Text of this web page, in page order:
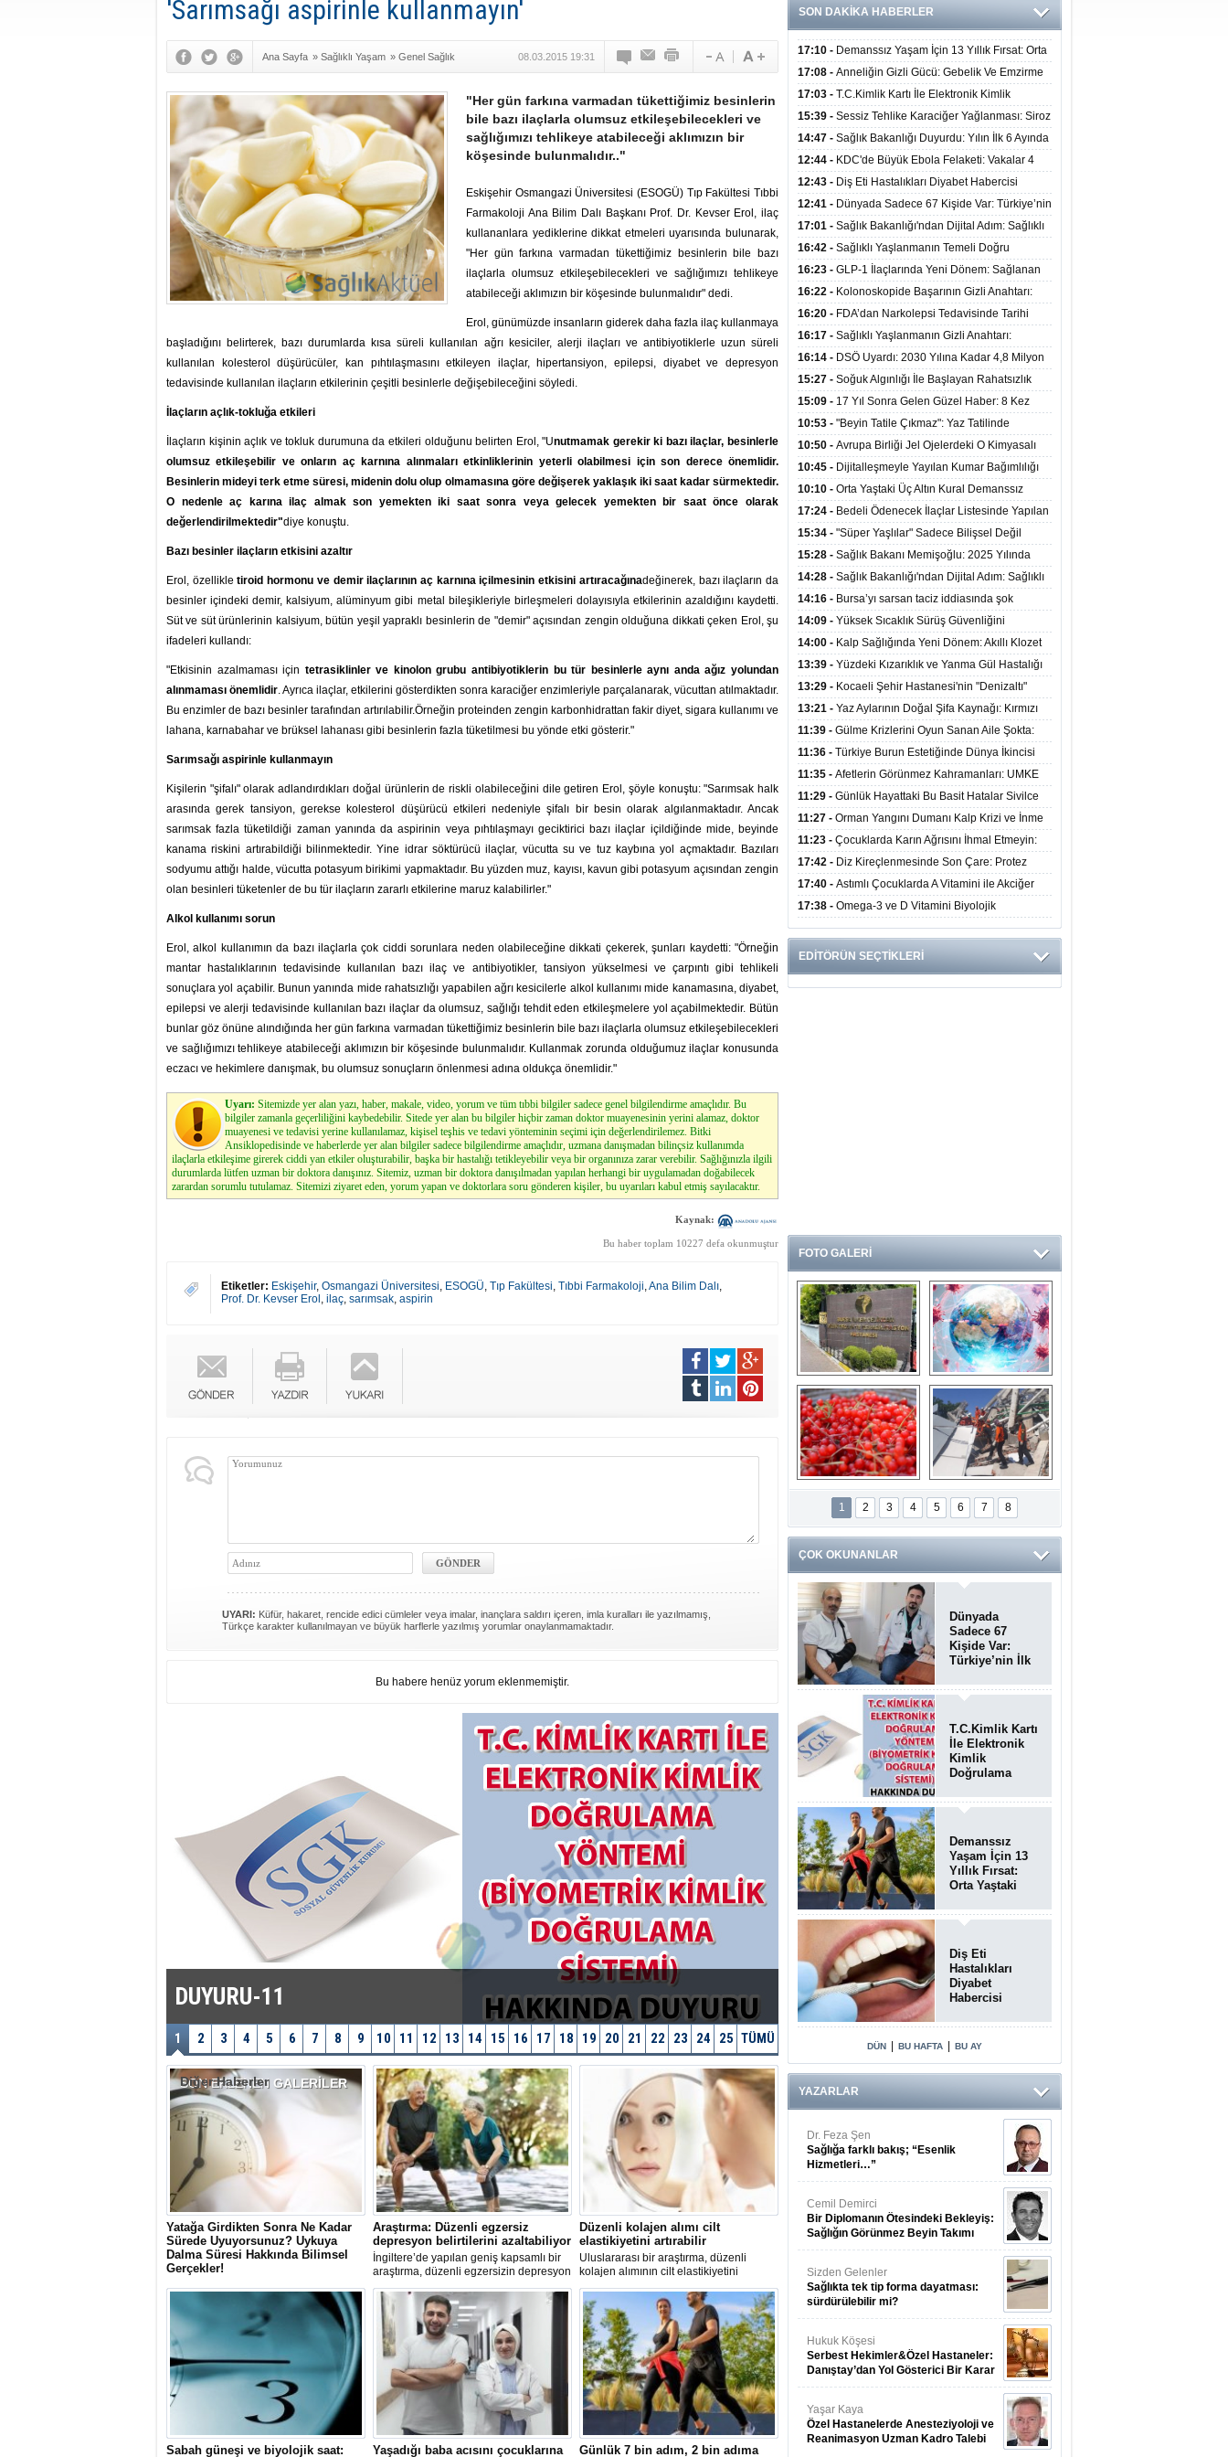
'Sarımsağı aspirinle kullanmayın'
Ana Sayfa » Sağlıklı Yaşam » Genel Sağlık 08.03.2015 19:31
"Her gün farkına varmadan tükettiğimiz besinlerin
bile bazı ilaçlarla olumsuz etkileşebilecekleri ve
sağlığımızı tehlikeye atabileceği aklımızın bir
köşesinde bulunmalıdır.."
Eskişehir Osmangazi Üniversitesi (ESOGÜ) Tıp Fakültesi Tıbbi
Farmakoloji Ana Bilim Dalı Başkanı Prof. Dr. Kevser Erol, ilaç
kullananlara yediklerine dikkat etmeleri uyarısında bulunarak,
"Her gün farkına varmadan tükettiğimiz besinlerin bile bazı
ilaçlarla olumsuz etkileşebilecekleri ve sağlığımızı tehlikeye
atabileceği aklımızın bir köşesinde bulunmalıdır" dedi.
Erol, günümüzde insanların giderek daha fazla ilaç kullanmaya
başladığını belirterek, bazı durumlarda kısa süreli kullanılan ağrı kesiciler, alerji ilaçları ve antibiyotiklerle uzun süreli
kullanılan kolesterol düşürücüler, kan pıhtılaşmasını etkileyen ilaçlar, hipertansiyon, epilepsi, diyabet ve depresyon
tedavisinde kullanılan ilaçların etkilerinin çeşitli besinlerle değişebileceğini söyledi.
İlaçların açlık-tokluğa etkileri
İlaçların kişinin açlık ve tokluk durumuna da etkileri olduğunu belirten Erol, "Unutmamak gerekir ki bazı ilaçlar, besinlerle
olumsuz etkileşebilir ve onların aç karnına alınmaları etkinliklerinin yeterli olabilmesi için son derece önemlidir.
Besinlerin mideyi terk etme süresi, midenin dolu olup olmamasına göre değişerek yaklaşık iki saat kadar sürmektedir.
O nedenle aç karına ilaç almak son yemekten iki saat sonra veya gelecek yemekten bir saat önce olarak
değerlendirilmektedir"diye konuştu.
Bazı besinler ilaçların etkisini azaltır
Erol, özellikle tiroid hormonu ve demir ilaçlarının aç karnına içilmesinin etkisini artıracağınadeğinerek, bazı ilaçların da
besinler içindeki demir, kalsiyum, alüminyum gibi metal bileşikleriyle birleşmeleri dolayısıyla etkilerinin azaldığını kaydetti.
Süt ve süt ürünlerinin kalsiyum, bütün yeşil yapraklı besinlerin de "demir" açısından zengin olduğuna dikkati çeken Erol, şu
ifadeleri kullandı:
"Etkisinin azalmaması için tetrasiklinler ve kinolon grubu antibiyotiklerin bu tür besinlerle aynı anda ağız yolundan
alınmaması önemlidir. Ayrıca ilaçlar, etkilerini gösterdikten sonra karaciğer enzimleriyle parçalanarak, vücuttan atılmaktadır.
Bu enzimler de bazı besinler tarafından artırılabilir.Örneğin proteinden zengin karbonhidrattan fakir diyet, sigara kullanımı ve
lahana, karnabahar ve brüksel lahanası gibi besinlerin fazla tüketilmesi bu yönde etki gösterir."
Sarımsağı aspirinle kullanmayın
Kişilerin "şifalı" olarak adlandırdıkları doğal ürünlerin de riskli olabileceğini dile getiren Erol, şöyle konuştu: "Sarımsak halk
arasında gerek tansiyon, gerekse kolesterol düşürücü etkileri nedeniyle şifalı bir besin olarak algılanmaktadır. Ancak
sarımsak fazla tüketildiği zaman yanında da aspirinin veya pıhtılaşmayı geciktirici bazı ilaçlar içildiğinde mide, beyinde
kanama riskini artırabildiği bilinmektedir. Yine idrar söktürücü ilaçlar, vücutta su ve tuz kaybına yol açmaktadır. Bazıları
sodyumu attığı halde, vücutta potasyum birikimi yapmaktadır. Bu yüzden muz, kayısı, kavun gibi potasyum açısından zengin
olan besinleri tüketenler de bu tür ilaçların zararlı etkilerine maruz kalabilirler."
Alkol kullanımı sorun
Erol, alkol kullanımın da bazı ilaçlarla çok ciddi sorunlara neden olabileceğine dikkati çekerek, şunları kaydetti: "Örneğin
mantar hastalıklarının tedavisinde kullanılan bazı ilaç ve antibiyotikler, tansiyon yükselmesi ve çarpıntı gibi tehlikeli
sonuçlara yol açabilir. Bunun yanında mide rahatsızlığı yapabilen ağrı kesicilerle alkol kullanımı mide kanamasına, diyabet,
epilepsi ve alerji tedavisinde kullanılan bazı ilaçlar da olumsuz, sağlığı tehdit eden etkileşmelere yol açabilmektedir. Bütün
bunlar göz önüne alındığında her gün farkına varmadan tükettiğimiz besinlerin bile bazı ilaçlarla olumsuz etkileşebilecekleri
ve sağlığımızı tehlikeye atabileceği aklımızın bir köşesinde bulunmalıdır. Kullanmak zorunda olduğumuz ilaçlar konusunda
eczacı ve hekimlere danışmak, bu olumsuz sonuçların önlenmesi adına oldukça önemlidir."
Uyarı: Sitemizde yer alan yazı, haber, makale, video, yorum ve tüm tıbbi bilgiler sadece genel bilgilendirme amaçlıdır. Bu
bilgiler zamanla geçerliliğini kaybedebilir. Sitede yer alan bu bilgiler hiçbir zaman doktor muayenesinin yerini alamaz, doktor
muayenesi ve tedavisi yerine kullanılamaz, kişisel teşhis ve tedavi yönteminin seçimi için değerlendirilemez. Bitki
Ansiklopedisinde ve haberlerde yer alan bilgiler sadece bilgilendirme amaçlıdır, uzmana danışmadan bilinçsiz kullanımda
ilaçlarla etkileşime girerek ciddi yan etkiler oluşturabilir, başka bir hastalığı tetikleyebilir veya bir organınıza zarar verebilir. Sağlığınızla ilgili
durumlarda lütfen uzman bir doktora danışınız. Sitemiz, uzman bir doktora danışılmadan yapılan herhangi bir uygulamadan doğabilecek
zarardan sorumlu tutulamaz. Sitemizi ziyaret eden, yorum yapan ve doktorlara soru gönderen kişiler, bu uyarıları kabul etmiş sayılacaktır.
Kaynak:
Bu haber toplam 10227 defa okunmuştur
Etiketler: Eskişehir, Osmangazi Üniversitesi, ESOGÜ, Tıp Fakültesi, Tıbbi Farmakoloji,Ana Bilim Dalı,
Prof. Dr. Kevser Erol , ilaç, sarımsak, aspirin
UYARI: Küfür, hakaret, rencide edici cümleler veya imalar, inançlara saldırı içeren, imla kuralları ile yazılmamış,
Türkçe karakter kullanılmayan ve büyük harflerle yazılmış yorumlar onaylanmamaktadır.
Bu habere henüz yorum eklenmemiştir.
DUYURU-11
1 2 3 4 5 6 7 8 9 10 11 12 13 14 15 16 17 18 19 20 21 22 23 24 25 TÜMÜ
SON EKLENEN GALERİLER
Diğer Haberler
Yatağa Girdikten Sonra Ne Kadar
Sürede Uyuyorsunuz? Uykuya
Dalma Süresi Hakkında Bilimsel
Gerçekler!
Yatağa girdikten sonra uykuya geçiş
süresi olarak tanımlanan uykuya dalma
süresi (sleep latency), uyku kalitesinin
en önemli göstergeleri arasında yer
alıyor.
Araştırma: Düzenli egzersiz
depresyon belirtilerini azaltabiliyor
İngiltere’de yapılan geniş kapsamlı bir
araştırma, düzenli egzersizin depresyon
belirtilerini hafifletmede terapiye yakın
etkiler gösterebildiğini ortaya koydu.
Düzenli kolajen alımı cilt
elastikiyetini artırabilir
Uluslararası bir araştırma, düzenli
kolajen alımının cilt elastikiyetini
artırabildiğini ve kas-iskelet sistemi
üzerinde olumlu etkiler gösterebildiğini
ortaya koydu.
Sabah güneşi ve biyolojik saat:
Yaşadığı baba acısını çocuklarına
Günlük 7 bin adım, 2 bin adıma
SON DAKİKA HABERLER
17:10 - Demanssız Yaşam İçin 13 Yıllık Fırsat: Orta
Yaştaki Yaşam Tarzı Beyin Sağlığını Belirliyor
17:08 - Anneliğin Gizli Gücü: Gebelik Ve Emzirme
Biyolojik Dayanıklılığı Artırabilir Mi?
17:03 - T.C.Kimlik Kartı İle Elektronik Kimlik
Doğrulama Yöntemi (Biyometrik Kimlik Doğrulama
Sistemi) 07.08.2026
15:39 - Sessiz Tehlike Karaciğer Yağlanması: Siroz
Ve Kalp Krizine Davetiye Çıkarıyor!
14:47 - Sağlık Bakanlığı Duyurdu: Yılın İlk 6 Ayında
10 Binden Fazla Hasta Hiperbarik Oksijen Tedavisi
Aldı
12:44 - KDC'de Büyük Ebola Felaketi: Vakalar 4
Bini Aştı, Virüste Mutasyon Şüphesi!
12:43 - Diş Eti Hastalıkları Diyabet Habercisi
Olabilir: Ağız Sağlığı Ve Şeker Arasındaki Çift Yönlü
Bağ Kanıtlandı
12:41 - Dünyada Sadece 67 Kişide Var: Türkiye’nin
İlk Bundgaard Sendromu Vakası Diyarbakır’da
Teşhis Edildi
17:01 - Sağlık Bakanlığı'ndan Dijital Adım: Sağlıklı
Hayat Merkezlerinde Uzaktan Danışmanlık Dönemi
Başladı
16:42 - Sağlıklı Yaşlanmanın Temeli Doğru
Beslenmeden Geçiyor: İleri Yaşta Hangi Besin
Öğelerine İhtiyaç Duyuluyor?
16:23 - GLP-1 İlaçlarında Yeni Dönem: Sağlanan
Faydalar Yalnızca Kilo Kaybıyla Sınırlı Değil
16:22 - Kolonoskopide Başarının Gizli Anahtarı:
Yetersiz Bağırsak Temizliği Poliplerin Gözden
Kaçmasına Neden Oluyor
16:20 - FDA’dan Narkolepsi Tedavisinde Tarihi
Onay: Oreksin Sistemini Hedefleyen İlk İlaç
Kullanıma Sunuldu
16:17 - Sağlıklı Yaşlanmanın Gizli Anahtarı:
Düzenli Kuvvet Antrenmanı Kas Ve Kemik Sağlığını
Koruyor
16:14 - DSÖ Uyardı: 2030 Yılına Kadar 4,8 Milyon
Hemşire ve Ebe Açığı Oluşabilir
15:27 - Soğuk Algınlığı İle Başlayan Rahatsızlık
Karaciğer Yetmezliği Çıktı: 17 Yıl Sonra Nakille
Hayata Tutundu
15:09 - 17 Yıl Sonra Gelen Güzel Haber: 8 Kez
Reddedilen Hastaya 9'uncu Çağrıda Nakil Yapıldı
10:53 - "Beyin Tatile Çıkmaz": Yaz Tatilinde
Öğrenilenlerin Yüzde 39'u Unutulabiliyor
10:50 - Avrupa Birliği Jel Ojelerdeki O Kimyasalı
Yasakladı: Kısırlık ve Alerji Riski Uyarısı
10:45 - Dijitalleşmeyle Yayılan Kumar Bağımlılığı
Beyni ve Aileyi Yıkıma Uğratıyor
10:10 - Orta Yaştaki Üç Altın Kural Demanssız
Yaşamı 13 Yıl Uzatabiliyor
17:24 - Bedeli Ödenecek İlaçlar Listesinde Yapılan
Düzenlemeler Hakkında Duyuru 2026/30
15:34 - "Süper Yaşlılar" Sadece Bilişsel Değil
Fiziksel Olarak da Daha Sağlıklı Yaşıyor
15:28 - Sağlık Bakanı Memişoğlu: 2025 Yılında
300 Bini Aşkın Kişiye Emzirme Eğitimi Verildi
14:28 - Sağlık Bakanlığı'ndan Dijital Adım: Sağlıklı
Hayat Merkezlerinde Uzaktan Sağlık Hizmeti
Başladı
14:16 - Bursa’yı sarsan taciz iddiasında şok
gelişme!
14:09 - Yüksek Sıcaklık Sürüş Güvenliğini
Düşürüyor: 40 Derecede Güvenli Sürüş Süresi 53
Dakikaya İniyor
14:00 - Kalp Sağlığında Yeni Dönem: Akıllı Klozet
Kapağı 30 Saniyede Ritim Bozukluğunu Tespit
Ediyor
13:39 - Yüzdeki Kızarıklık ve Yanma Gül Hastalığı
(Rozasea) Belirtisi Olabilir
13:29 - Kocaeli Şehir Hastanesi'nin "Denizaltı"
Görünümlü Ünitesi Hastalara Umut Oluyor
13:21 - Yaz Aylarının Doğal Şifa Kaynağı: Kırmızı
Meyveler Bağışıklığı ve Kalbi Koruyor
11:39 - Gülme Krizlerini Oyun Sanan Aile Şokta:
3,5 Yaşındaki Çocuk 8 Kez Felç Geçirdi
11:36 - Türkiye Burun Estetiğinde Dünya İkincisi
Oldu
11:35 - Afetlerin Görünmez Kahramanları: UMKE
Dev Kadrosuyla Görev Başında
11:29 - Günlük Hayattaki Bu Basit Hatalar Sivilce
Oluşumunu Tetikliyor
11:27 - Orman Yangını Dumanı Kalp Krizi ve İnme
Riskini Artırıyor
11:23 - Çocuklarda Karın Ağrısını İhmal Etmeyin:
Apandisit Habercisi Olabilir
17:42 - Diz Kireçlenmesinde Son Çare: Protez
Ameliyatı İle Yaşam Kalitesi Artıyor
17:40 - Astımlı Çocuklarda A Vitamini ile Akciğer
Hacmi Arasında Bağlantı Bulundu
17:38 - Omega-3 ve D Vitamini Biyolojik
Yaşlanmayı Yavaşlatabilir
EDİTÖRÜN SEÇTİKLERİ
FOTO GALERİ
Ve burası da bir
devlet hastanesi
14 soruda
Koronavirüs
hakkında kendinizi
test edin...
Gilaburu meyvesi
kanserden koruyor
Endonezya’daki
deprem: Ölü sayısı
bin 203'e yükseldi
1 2 3 4 5 6 7 8
ÇOK OKUNANLAR
Dünyada
Sadece 67
Kişide Var:
Türkiye’nin İlk
Sendromu
Vakası
Teşhis Edildi
T.C.Kimlik Kartı
İle Elektronik
Kimlik
Doğrulama
(Biyometrik
Kimlik
Sistemi)
07.08.2026
Demanssız
Yaşam İçin 13
Yıllık Fırsat:
Orta Yaştaki
Beyin Sağlığını
Belirliyor
Diş Eti
Hastalıkları
Diyabet
Habercisi
Sağlığı Ve
Şeker
Yönlü Bağ
DÜN BU HAFTA BU AY
YAZARLAR
Dr. Feza Şen
Sağlığa farklı bakış; “Esenlik
Hizmetleri…”
Cemil Demirci
Bir Diplomanın Ötesindeki Bekleyiş:
Sağlığın Görünmez Beyin Takımı
Sizden Gelenler
Sağlıkta tek tip forma dayatması:
sürdürülebilir mi?
Hukuk Köşesi
Serbest Hekimler&Özel Hastaneler:
Danıştay’dan Yol Gösterici Bir Karar
Yaşar Kaya
Özel Hastanelerde Anesteziyoloji ve
Reanimasyon Uzman Kadro Talebi